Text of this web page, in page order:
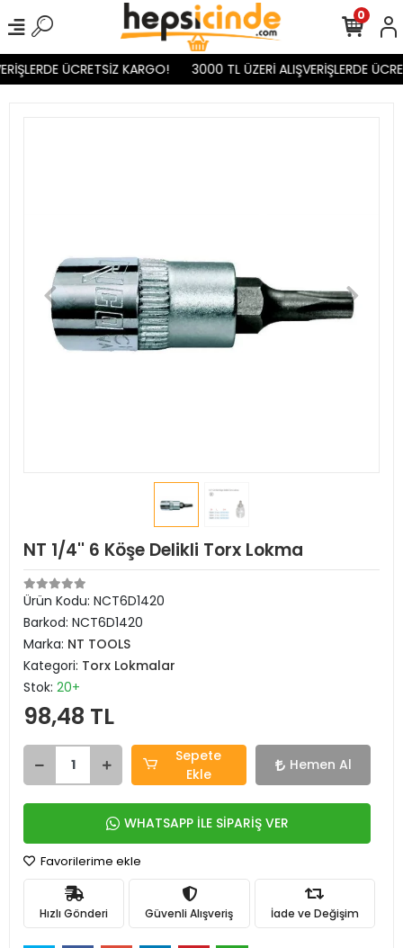
ÜCRETSİZ KARGO! 3000 TL ÜZERİ ALIŞVERİŞLERDE
0
NT 1/4'' 6 Köşe Delikli Torx Lokma
Ürün Kodu: NCT6D1420
Barkod: NCT6D1420
Marka: NT TOOLS
Kategori: Torx Lokmalar
Stok: 20+
98,48 TL
Sepete
Ekle
Hemen Al
WHATSAPP İLE SİPARİŞ VER
Favorilerime ekle
Hızlı Gönderi Güvenli Alışveriş İade ve Değişim